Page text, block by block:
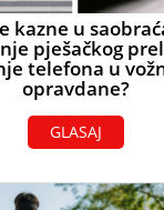
kazne u
pješačkog
telefona u
opravdane?
GLASAJ